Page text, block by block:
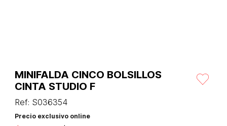
MINIFALDA CINCO BOLSILLOS
CINTA STUDIO F
Ref: S036354
Precio exclusivo online